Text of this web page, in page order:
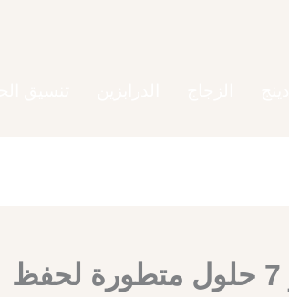
مصنع غرف تبريد بالرياض وجدة يوفر 7 حلول متطورة لحفظ